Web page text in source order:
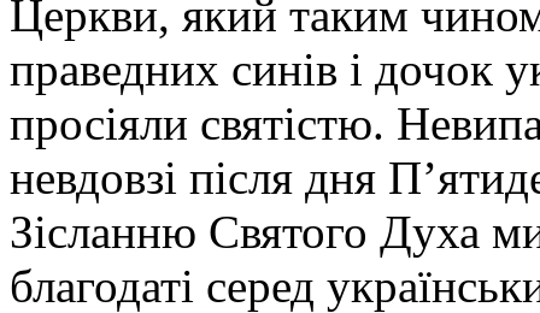
Церкви, який таким
праведних синів і дочок
просіяли святістю.
невдовзі після дня
Зісланню Святого Духа
благодаті серед